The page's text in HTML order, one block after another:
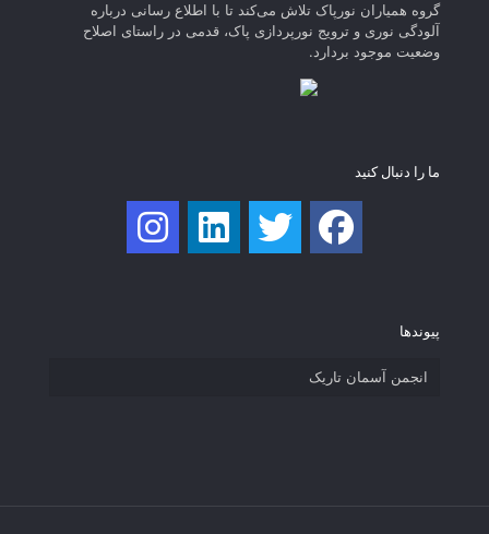
گروه همیاران نورپاک تلاش می‌کند تا با اطلاع رسانی درباره
آلودگی نوری و ترویج نورپردازی پاک، قدمی در راستای‌ اصلاح
وضعیت موجود بردارد.
ما را دنبال کنید
پیوند‌ها
انجمن آسمان تاریک